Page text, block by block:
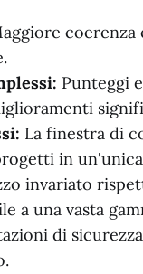
coerenza
Punteggi
La finestra di
in
invariato
a una vasta
di